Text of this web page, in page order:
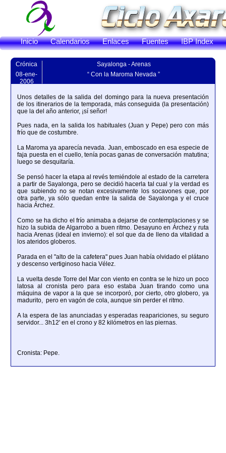
Inicio Calendarios Enlaces Fuentes IBP Index
Crónica
08-ene-
2006
Sayalonga - Arenas
“ Con la Maroma Nevada ”
Unos detalles de la salida del domingo para la nueva presentación
de los itinerarios de la temporada, más conseguida (la presentación)
que la del año anterior, ¡sí señor!
Pues nada, en la salida los habituales (Juan y Pepe) pero con más
frío que de costumbre.
La Maroma ya aparecía nevada. Juan, emboscado en esa especie de
faja puesta en el cuello, tenía pocas ganas de conversación matutina;
luego se desquitaría.
Se pensó hacer la etapa al revés temiéndole al estado de la carretera
a partir de Sayalonga, pero se decidió hacerla tal cual y la verdad es
que subiendo no se notan excesivamente los socavones que, por
otra parte, ya sólo quedan entre la salida de Sayalonga y el cruce
hacia Árchez.
Como se ha dicho el frío animaba a dejarse de contemplaciones y se
hizo la subida de Algarrobo a buen ritmo. Desayuno en Árchez y ruta
hacia Arenas (ideal en invierno): el sol que da de lleno da vitalidad a
los ateridos globeros.
Parada en el "alto de la cafetera" pues Juan había olvidado el plátano
y descenso vertiginoso hacia Vélez.
La vuelta desde Torre del Mar con viento en contra se le hizo un poco
latosa al cronista pero para eso estaba Juan tirando como una
máquina de vapor a la que se incorporó, por cierto, otro globero, ya
madurito, pero en vagón de cola, aunque sin perder el ritmo.
A la espera de las anunciadas y esperadas reapariciones, su seguro
servidor... 3h12' en el crono y 82 kilómetros en las piernas.
Cronista: Pepe.